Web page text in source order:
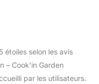
étoiles selon les avis
– Cook’in Garden
par les utilisateurs.